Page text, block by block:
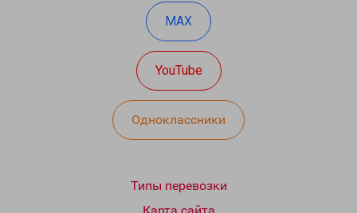
MAX
YouTube
Одноклассники
Типы перевозки